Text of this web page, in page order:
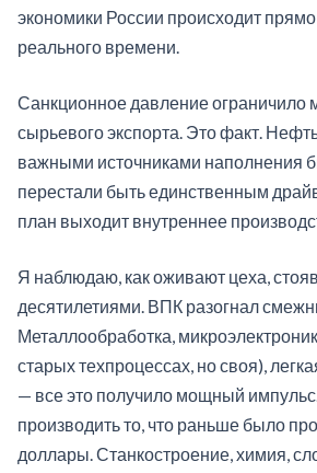
экономики России происходит
реального времени.
Санкционное давление ограничило
сырьевого экспорта. Это факт.
важными источниками наполнения
перестали быть единственным
план выходит внутреннее
Я наблюдаю, как оживают цеха,
десятилетиями. ВПК разогнал
Металлообработка,
старых техпроцессах, но своя),
— все это получило мощный
производить то, что раньше было
доллары. Станкостроение, химия,